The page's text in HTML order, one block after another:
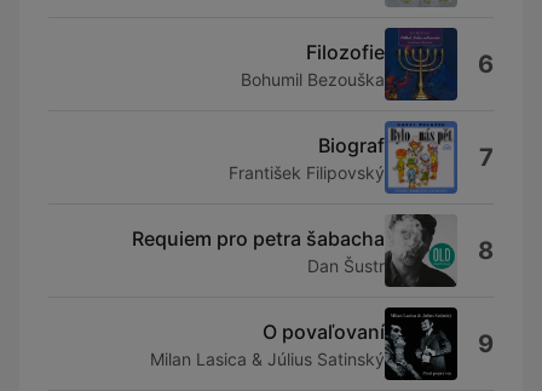
6
Filozofie
Bohumil Bezouška
7
Biograf
František Filipovský
8
Requiem pro petra šabacha
Dan Šustr
9
O povaľovaní
Milan Lasica & Július Satinský